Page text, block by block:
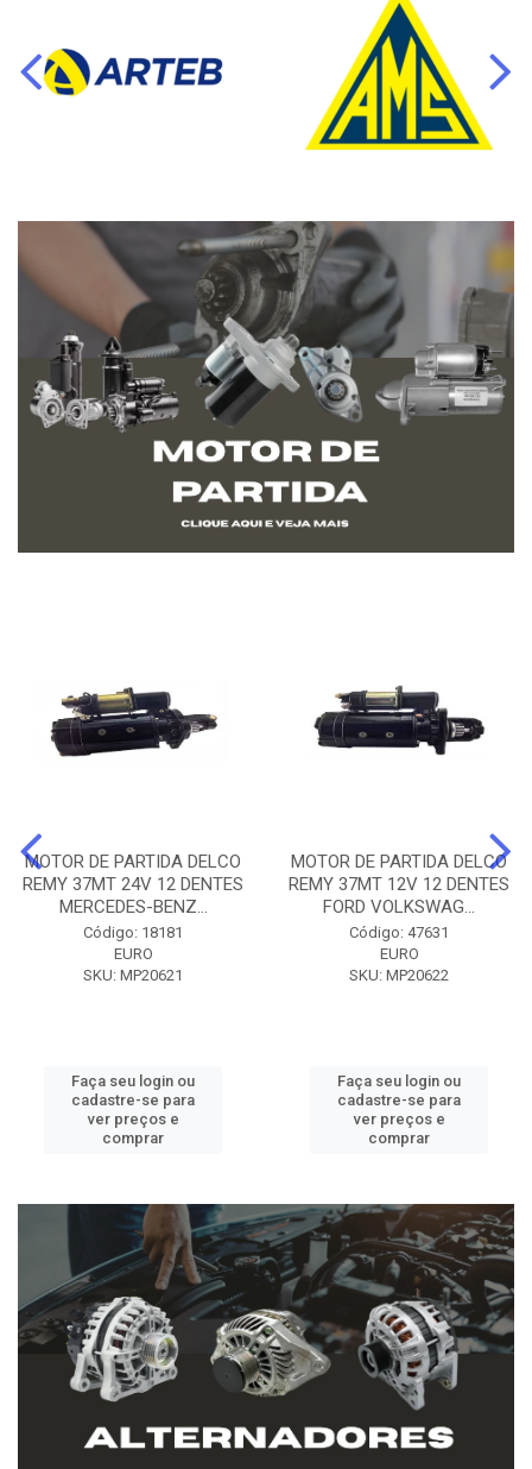
MOTOR DE PARTIDA DELCO
REMY 37MT 24V 12 DENTES
MERCEDES-BENZ...
Código: 18181
EURO
SKU: MP20621
Faça seu login ou
cadastre-se para
ver preços e
comprar
MOTOR DE PARTIDA DELCO
REMY 37MT 12V 12 DENTES
FORD VOLKSWAG...
Código: 47631
EURO
SKU: MP20622
Faça seu login ou
cadastre-se para
ver preços e
comprar